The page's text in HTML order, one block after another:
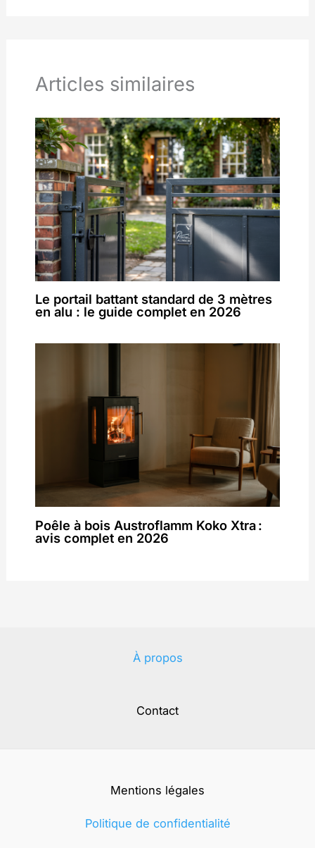
Articles similaires
Le portail battant standard de 3 mètres
en alu : le guide complet en 2026
Poêle à bois Austroflamm Koko Xtra :
avis complet en 2026
À propos
Contact
Mentions légales
Politique de confidentialité